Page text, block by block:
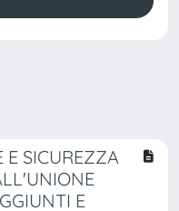
E SICUREZZA
E